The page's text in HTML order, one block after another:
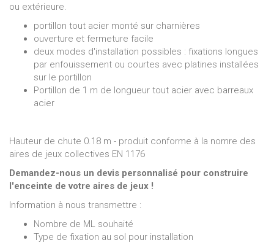
ou extérieure.
portillon tout acier monté sur charnières
ouverture et fermeture facile
deux modes d'installation possibles : fixations longues
par enfouissement ou courtes avec platines installées
sur le portillon
Portillon de 1 m de longueur tout acier avec barreaux
acier
Hauteur de chute 0.18 m - produit conforme à la nomre des
aires de jeux collectives EN 1176
Demandez-nous un devis personnalisé pour construire
l'enceinte de votre aires de jeux !
Information à nous transmettre :
Nombre de ML souhaité
Type de fixation au sol pour installation